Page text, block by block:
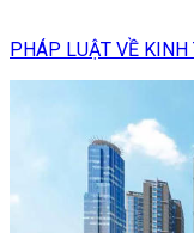
PHÁP LUẬT VỀ KINH